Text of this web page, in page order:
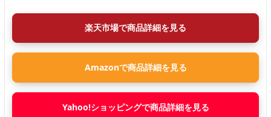
楽天市場で商品詳細を見る
Amazonで商品詳細を見る
Yahoo!ショッピングで商品詳細を見る